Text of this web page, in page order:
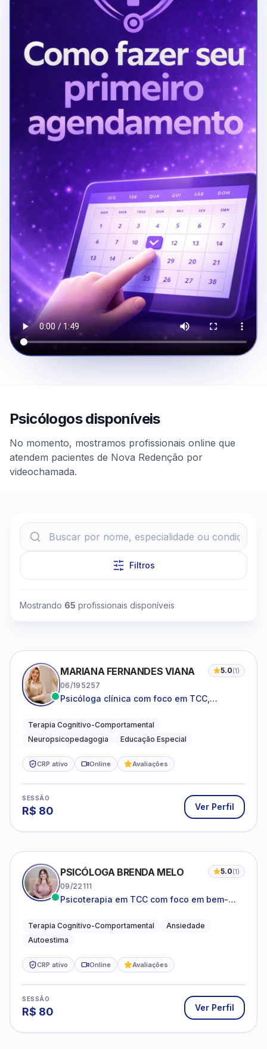
Psicólogos disponíveis
No momento, mostramos profissionais online que
atendem pacientes de Nova Redenção por
videochamada.
Filtros
Mostrando 65 profissionais disponíveis
MARIANA FERNANDES VIANA 5.0(1)
06/195257
Psicóloga clínica com foco em TCC,
do neurodesenvolvimento.
Terapia Cognitivo-Comportamental
Neuropsicopedagogia
Educação Especial
CRP ativo Online Avaliações
SESSÃO
R$ 80 Ver Perfil
PSICÓLOGA BRENDA MELO 5.0(1)
09/22111
Psicoterapia em TCC com foco em bem-
o cotidiano
Terapia Cognitivo-Comportamental
Ansiedade
Autoestima
CRP ativo Online Avaliações
SESSÃO
R$ 80 Ver Perfil